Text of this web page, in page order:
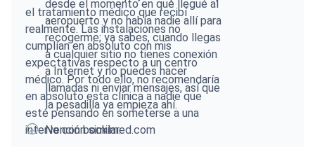
el tratamiento médico que recibí
realmente. Las instalaciones no
cumplían en absoluto con mis
expectativas respecto a un centro
médico. Por todo ello, no recomendaría
en absoluto esta clínica a nadie que
esté pensando en someterse a una
intervención similar.
desde el momento en que llegué al
aeropuerto y no había nadie allí para
recogerme; ya sabes, cuando llegas
a cualquier sitio no tienes conexión
a Internet y no puedes hacer
llamadas ni enviar mensajes, así que
la pesadilla ya empieza ahí.
No con bookimed.com